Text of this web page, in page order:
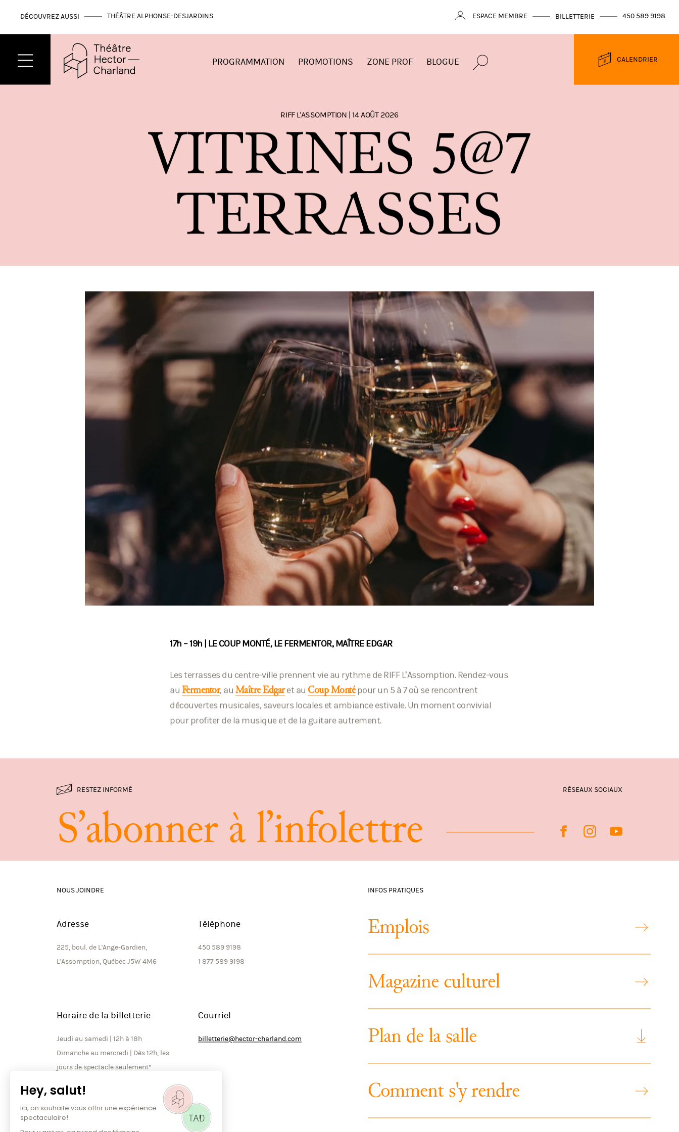
DÉCOUVREZ AUSSI THÉÂTRE ALPHONSE-DESJARDINS ESPACE MEMBRE BILLETTERIE 450 589 9198
PROGRAMMATION PROMOTIONS ZONE PROF BLOGUE CALENDRIER
RIFF L'ASSOMPTION | 14 AOÛT 2026
VITRINES 5@7
TERRASSES
17h – 19h | LE COUP MONTÉ, LE FERMENTOR, MAÎTRE EDGAR
Les terrasses du centre-ville prennent vie au rythme de RIFF L’Assomption. Rendez-vous
au Fermentor, au Maître Edgaret au Coup Montépour un 5 à 7 où se rencontrent
découvertes musicales, saveurs locales et ambiance estivale. Un moment convivial
pour profiter de la musique et de la guitare autrement.
RESTEZ INFORMÉ RÉSEAUX SOCIAUX
S’abonner à l’infolettre
NOUS JOINDRE INFOS PRATIQUES
Adresse
225, boul. de L'Ange-Gardien,
L'Assomption, Québec J5W 4M6
Horaire de la billetterie
Jeudi au samedi | 12h à 18h
Dimanche au mercredi | Dès 12h, les
jours de spectacle seulement*
*À noter que la billetterie est
ouverte jusqu’à la fin de l’entracte
Téléphone
450 589 9198
1 877 589 9198
Courriel
billetterie@hector-charland.com
Emplois
Magazine culturel
Plan de la salle
Comment s'y rendre